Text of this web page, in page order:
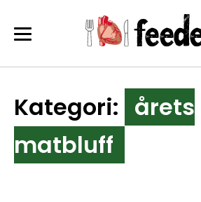
Kategori: årets
matbluff